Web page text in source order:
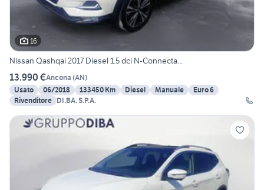
16
Nissan Qashqai 2017 Diesel 1.5 dci N-Connecta...
13.990 €Ancona (AN)
Usato
06/2018 133450 Km Diesel Manuale
Euro 6
Rivenditore DI.BA. S.P.A.